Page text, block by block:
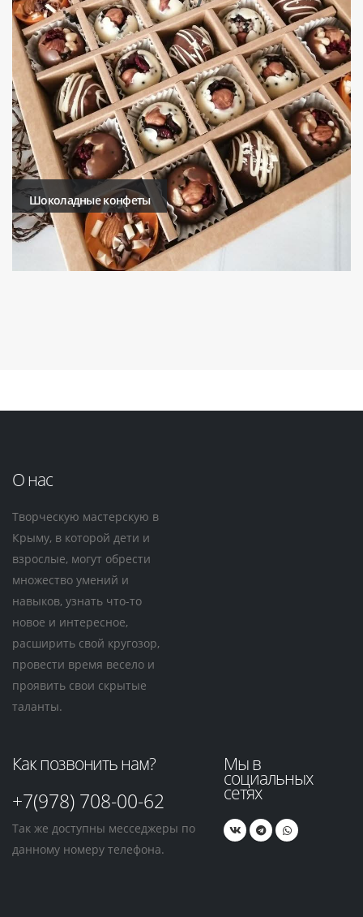
Шоколадные конфеты
О нас
Творческую мастерскую в
Крыму, в которой дети и
взрослые, могут обрести
множество умений и
навыков, узнать что-то
новое и интересное,
расширить свой кругозор,
провести время весело и
проявить свои скрытые
таланты.
Как позвонить нам?
+7(978) 708-00-62
Так же доступны месседжеры по
данному номеру телефона.
Мы в
социальных
сетях